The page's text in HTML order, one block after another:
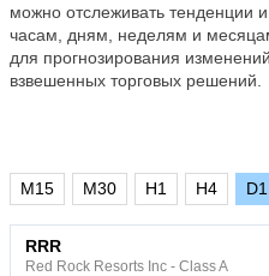
можно отслеживать тенденции
часам, дням, неделям и
для прогнозирования
взвешенных торговых решений.
M15 M30 H1 H4 D1
RRR
Red Rock Resorts Inc - Class A